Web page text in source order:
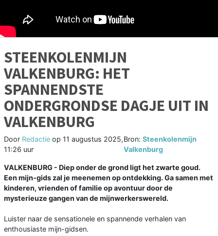
STEENKOLENMIJN
VALKENBURG: HET
SPANNENDSTE
ONDERGRONDSE DAGJE UIT IN
VALKENBURG
Door Redactie op 11 augustus 2025,
11:26 uur
Bron:Steenkolenmijn
Valkenburg
VALKENBURG - Diep onder de grond ligt het zwarte goud.
Een mijn-gids zal je meenemen op ontdekking. Ga samen met
kinderen, vrienden of familie op avontuur door de
mysterieuze gangen van de mijnwerkerswereld.
Luister naar de sensationele en spannende verhalen van
enthousiaste mijn-gidsen.